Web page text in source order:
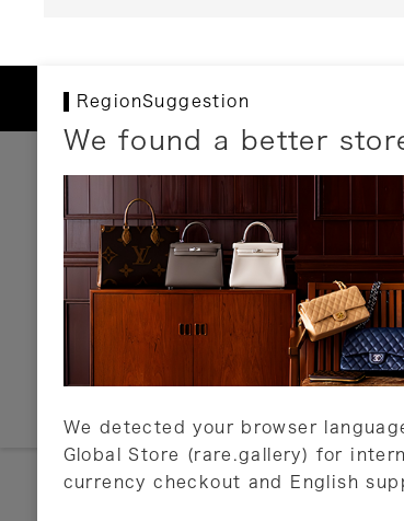
RegionSuggestion
We found a better
We detected your browser
Global Store (rare.gallery) for
currency checkout and English
お支払いについて
以下のお支払方法が利用可能です
クレジットカード
ショッピングローン
銀行振込・郵便振替
代金引換
Amazon Pay
PayPay
店頭支払い
詳しくはこちら